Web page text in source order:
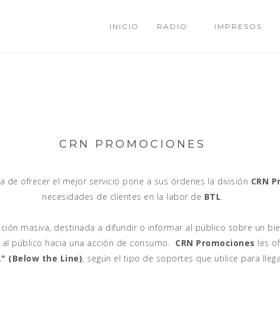
INICIO RADIO IMPRESOS
CRN PROMOCIONES
de ofrecer el mejor servicio pone a sus órdenes la división CRN
necesidades de clientes en la labor de BTL.
masiva, destinada a difundir o informar al público sobre un
público hacia una acción de consumo. CRN Promociones les
(Below the Line), según el tipo de soportes que utilice para